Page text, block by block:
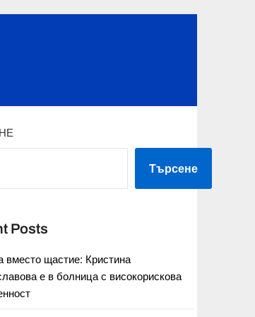
Търсене
Posts
вместо щастие: Кристина
е в болница с високорискова